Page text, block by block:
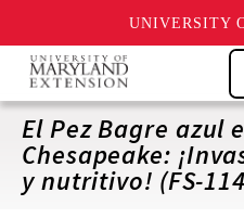
UNIVERSITY
Skip
main
content
El Pez Bagre azul
Chesapeake:
y nutritivo! (FS-